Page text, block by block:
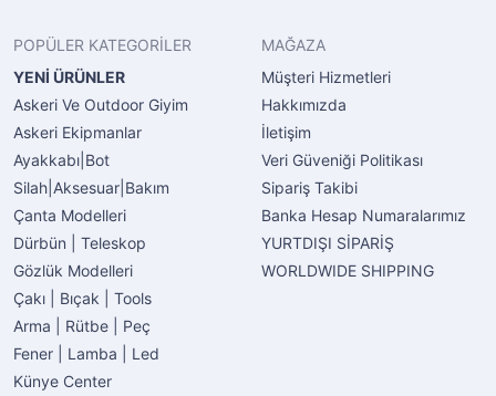
POPÜLER KATEGORİLER
YENİ ÜRÜNLER
Askeri Ve Outdoor Giyim
Askeri Ekipmanlar
Ayakkabı|Bot
Silah|Aksesuar|Bakım
Çanta Modelleri
Dürbün | Teleskop
Gözlük Modelleri
Çakı | Bıçak | Tools
Arma | Rütbe | Peç
Fener | Lamba | Led
Künye Center
MAĞAZA
Müşteri Hizmetleri
Hakkımızda
İletişim
Veri Güveniği Politikası
Sipariş Takibi
Banka Hesap Numaralarımız
YURTDIŞI SİPARİŞ
WORLDWIDE SHIPPING